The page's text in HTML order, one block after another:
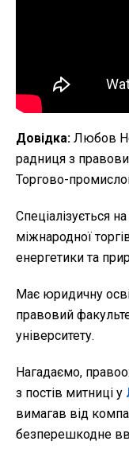
Довідка: Любов
радниця з
Торгово-
Спеціалізується
міжнародної
енергетики та
Має юридичну
правовий
університету.
Нагадаємо,
з постів митниці у
вимагав від
безперешкодне